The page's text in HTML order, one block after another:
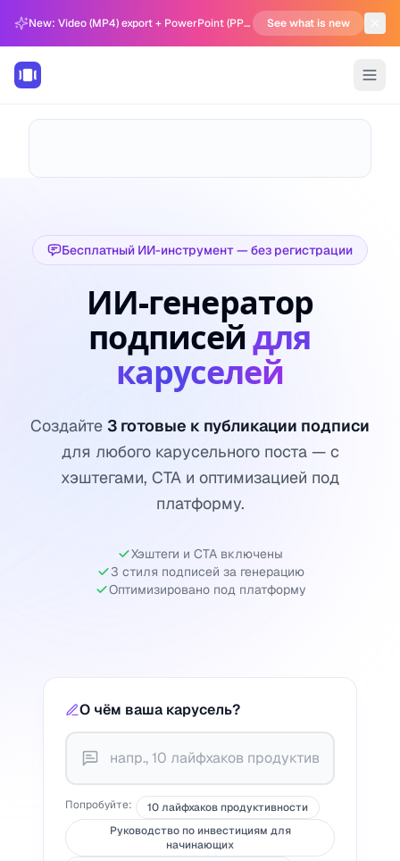
New: Video (MP4) export + PowerPoint (PPTX) support in Carousel Generator See what is new
Бесплатный ИИ-инструмент — без регистрации
ИИ-генератор
подписейдля
каруселей
Создайте 3 готовые к публикации подписи
для любого карусельного поста — с
хэштегами, CTA и оптимизацией под
платформу.
Хэштеги и CTA включены
3 стиля подписей за генерацию
Оптимизировано под платформу
О чём ваша карусель?
Попробуйте:
10 лайфхаков продуктивности
Руководство по инвестициям для
начинающих